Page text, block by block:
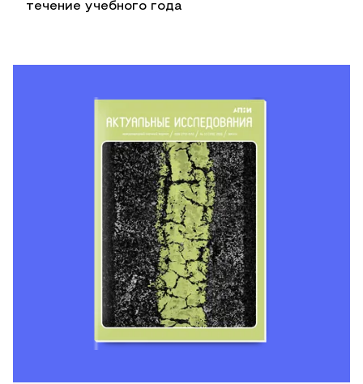
течение учебного года